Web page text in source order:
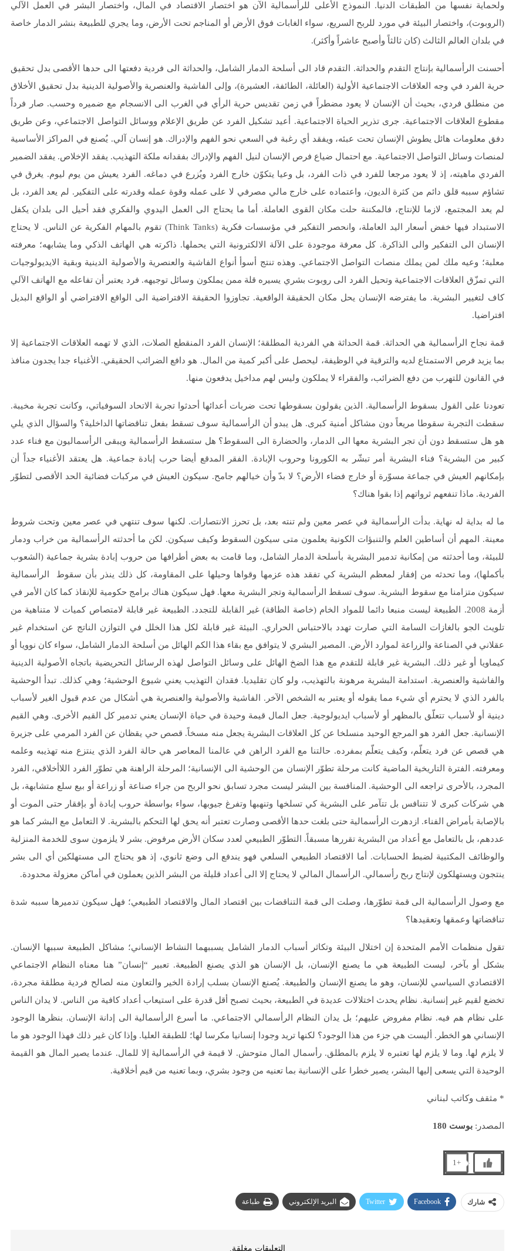
ولحماية نفسها من الطبقات الدنيا. النموذج الأعلى للرأسمالية الآن هو اختصار الاقتصاد في المال، واختصار البشر في العمل الآلي
(الروبوت)، واختصار البيئة في مورد للربح السريع، سواء الغابات فوق الأرض أو المناجم تحت الأرض، وما يجري للطبيعة بنشر الدمار خاصة
في بلدان العالم الثالث (كان ثالثاً وأصبح عاشراً وأكثر).
أحسنت الرأسمالية بإنتاج التقدم والحداثة. التقدم قاد الى أسلحة الدمار الشامل، والحداثة الى فردية دفعتها الى حدها الأقصى بدل تحقيق
حرية الفرد في وجه العلاقات الاجتماعية الأولية (العائلة، الطائفة، العشيرة)، وإلى الفاشية والعنصرية والأصولية الدينية بدل تحقيق الأخلاق
من منطلق فردي، بحيث أن الإنسان لا يعود مضطراً في زمن تقديس حرية الرأي في الغرب الى الانسجام مع ضميره وحسب. صار فرداً
مقطوع العلاقات الاجتماعية. جرى تذرير الحياة الاجتماعية. أعيد تشكيل الفرد عن طريق الإعلام ووسائل التواصل الاجتماعي، وعن طريق
دفق معلومات هائل يطوش الإنسان تحت عبئه، ويفقد أي رغبة في السعي نحو الفهم والإدراك. هو إنسان آلي. يُصنع في المراكز الأساسية
لمنصات وسائل التواصل الاجتماعية. مع احتمال ضياع فرص الإنسان لنيل الفهم والإدراك بفقدانه ملكة التهذيب. يفقد الإخلاص. يفقد الضمير
الفردي ماهيته، إذ لا يعود مرجعا للفرد في ذات الفرد، بل وعيا يتكوّن خارج الفرد ويُزرع في دماغه. الفرد يعيش من يوم ليوم. يغرق في
تشاؤم سببه قلق دائم من كثرة الديون، واعتماده على خارج مالي مصرفي لا على عمله وقوة عمله وقدرته على التفكير. لم يعد الفرد، بل
لم يعد المجتمع، لازما للإنتاج، فالمكننة حلت مكان القوى العاملة. أما ما يحتاج الى العمل اليدوي والفكري فقد أحيل الى بلدان يكفل
الاستبداد فيها خفض أسعار اليد العاملة، وانحصر التفكير في مؤسسات فكرية (Think Tanks) تقوم بالمهام الفكرية عن الناس. لا يحتاج
الإنسان الى التفكير والى الذاكرة. كل معرفة موجودة على الآلة الالكترونية التي يحملها. ذاكرته هي الهاتف الذكي وما يشابهه؛ معرفته
معلبة؛ وعيه ملك لمن يملك منصات التواصل الاجتماعي. وهذه تنتج أسوأ أنواع الفاشية والعنصرية والأصولية الدينية وبقية الايديولوجيات
التي تمزّق العلاقات الاجتماعية وتحيل الفرد الى روبوت بشري يسيره قلة ممن يملكون وسائل توجيهه. فرد يعتبر أن تفاعله مع الهاتف الآلي
كاف لتغيير البشرية. ما يفترضه الإنسان يحل مكان الحقيقة الواقعية. تجاوزوا الحقيقة الافتراضية الى الواقع الافتراضي أو الواقع البديل
افتراضيا.
قمة نجاح الرأسمالية هي الحداثة. قمة الحداثة هي الفردية المطلقة؛ الإنسان الفرد المنقطع الصلات، الذي لا تهمه العلاقات الاجتماعية إلا
بما يزيد فرص الاستمتاع لديه والترقية في الوظيفة، ليحصل على أكبر كمية من المال. هو دافع الضرائب الحقيقي. الأغنياء جدا يجدون منافذ
في القانون للتهرب من دفع الضرائب، والفقراء لا يملكون وليس لهم مداخيل يدفعون منها.
تعودنا على القول بسقوط الرأسمالية. الذين يقولون بسقوطها تحت ضربات أعدائها أحدثوا تجربة الاتحاد السوفياتي، وكانت تجربة مخيبة.
سقطت التجربة سقوطا مريعاً دون مشاكل أمنية كبرى. هل يبدو أن الرأسمالية سوف تسقط بفعل تناقضاتها الداخلية؟ والسؤال الذي يلي
هو هل ستسقط دون أن تجر البشرية معها الى الدمار، والحضارة الى السقوط؟ هل ستسقط الرأسمالية ويبقى الرأسماليون مع فناء عدد
كبير من البشرية؟ فناء البشرية أمر تبشّر به الكورونا وحروب الإبادة. الفقر المدقع أيضا حرب إبادة جماعية. هل يعتقد الأغنياء جداً أن
بإمكانهم العيش في جماعة مسوّرة أو خارج فضاء الأرض؟ لا بدّ وأن خيالهم جامح. سيكون العيش في مركبات فضائية الحد الأقصى لتطوّر
الفردية. ماذا تنفعهم ثرواتهم إذا بقوا هناك؟
ما له بداية له نهاية. بدأت الرأسمالية في عصر معين ولم تنته بعد، بل تحرز الانتصارات. لكنها سوف تنتهي في عصر معين وتحت شروط
معينة. المهم أن أساطين العلم والتنبؤات الكونية يعلمون متى سيكون السقوط وكيف سيكون. لكن ما أحدثته الرأسمالية من خراب ودمار
للبيئة، وما أحدثته من إمكانية تدمير البشرية بأسلحة الدمار الشامل، وما قامت به بعض أطرافها من حروب إبادة بشرية جماعية (الشعوب
بأكملها)، وما تحدثه من إفقار لمعظم البشرية كي تفقد هذه عزمها وقواها وحيلها على المقاومة، كل ذلك ينذر بأن سقوط الرأسمالية
سيكون متزامنا مع سقوط البشرية. سوف تسقط الرأسمالية وتجر البشرية معها. فهل سيكون هناك برامج حكومية للإنقاذ كما كان الأمر في
أزمة 2008. الطبيعة ليست منبعا دائما للمواد الخام (خاصة الطاقة) غير القابلة للتجدد. الطبيعة غير قابلة لامتصاص كميات لا متناهية من
تلويث الجو بالغازات السامة التي صارت تهدد بالاحتباس الحراري. البيئة غير قابلة لكل هذا الخلل في التوازن الناتج عن استخدام غير
عقلاني في الصناعة والزراعة لموارد الأرض. المصير البشري لا يتوافق مع بقاء هذا الكم الهائل من أسلحة الدمار الشامل، سواء كان نوويا أو
كيماويا أو غير ذلك. البشرية غير قابلة للتقدم مع هذا الضخ الهائل على وسائل التواصل لهذه الرسائل التحريضية باتجاه الأصولية الدينية
والفاشية والعنصرية. استدامة البشرية مرهونة بالتهذيب، ولو كان تقليديا. فقدان التهذيب يعني شيوع الوحشية؛ وهي كذلك. تبدأ الوحشية
بالفرد الذي لا يحترم أي شيء مما يقوله أو يعتبر به الشخص الآخر. الفاشية والأصولية والعنصرية هي أشكال من عدم قبول الغير لأسباب
دينية أو لأسباب تتعلّق بالمظهر أو لأسباب ايديولوجية. جعل المال قيمة وحيدة في حياة الإنسان يعني تدمير كل القيم الأخرى. وهي القيم
الإنسانية. جعل الفرد هو المرجع الوحيد منسلخا عن كل العلاقات البشرية يجعل منه مسخاً. قصص حي يقظان عن الفرد المرمي على جزيرة
هي قصص عن فرد يتعلّم، وكيف يتعلّم بمفرده. حالتنا مع الفرد الراهن في عالمنا المعاصر هي حالة الفرد الذي ينتزع منه تهذيبه وعلمه
ومعرفته. الفترة التاريخية الماضية كانت مرحلة تطوّر الإنسان من الوحشية الى الإنسانية؛ المرحلة الراهنة هي تطوّر الفرد اللاأخلاقي، الفرد
المجرد، بالأحرى تراجعه الى الوحشية. المنافسة بين البشر ليست مجرد تسابق نحو الربح من جراء صناعة أو زراعة أو بيع سلع متشابهة، بل
هي شركات كبرى لا تتنافس بل تتآمر على البشرية كي تسلخها وتنهبها وتفرغ جيوبها، سواء بواسطة حروب إبادة أو بإفقار حتى الموت أو
بالإصابة بأمراض الفناء. ازدهرت الرأسمالية حتى بلغت حدها الأقصى وصارت تعتبر أنه يحق لها التحكم بالبشرية. لا التعامل مع البشر كما هو
عددهم، بل بالتعامل مع أعداد من البشرية تقررها مسبقاً. التطوّر الطبيعي لعدد سكان الأرض مرفوض. بشر لا يلزمون سوى للخدمة المنزلية
والوظائف المكتبية لضبط الحسابات. أما الاقتصاد الطبيعي السلعي فهو يندفع الى وضع ثانوي، إذ هو يحتاج الى مستهلكين أي الى بشر
ينتجون ويستهلكون لإنتاج ربح رأسمالي. الرأسمال المالي لا يحتاج إلا الى أعداد قليلة من البشر الذين يعملون في أماكن معزولة محدودة.
مع وصول الرأسمالية الى قمة تطوّرها، وصلت الى قمة التناقضات بين اقتصاد المال والاقتصاد الطبيعي؛ فهل سيكون تدميرها سببه شدة
تناقضاتها وعمقها وتعقيدها؟
تقول منظمات الأمم المتحدة إن اختلال البيئة وتكاثر أسباب الدمار الشامل يسببهما النشاط الإنساني؛ مشاكل الطبيعة سببها الإنسان.
بشكل أو بآخر، ليست الطبيعة هي ما يصنع الإنسان، بل الإنسان هو الذي يصنع الطبيعة. تعبير “إنسان” هنا معناه النظام الاجتماعي
الاقتصادي السياسي للإنسان، وهو ما يصنع الإنسان والطبيعة. يُصنع الإنسان بسلب إرادة الخير والتعاون منه لصالح فردية مطلقة مجردة،
تخضع لقيم غير إنسانية. نظام يحدث اختلالات عديدة في الطبيعة، بحيث تصبح أقل قدرة على استيعاب أعداد كافية من الناس. لا يدان الناس
على نظام هم فيه. نظام مفروض عليهم؛ بل يدان النظام الرأسمالي الاجتماعي. ما أسرع الرأسمالية الى إدانة الإنسان. بنظرها الوجود
الإنساني هو الخطر. أليست هي جزء من هذا الوجود؟ لكنها تريد وجودا إنسانيا مكرسا لها؛ للطبقة العليا. وإذا كان غير ذلك فهذا الوجود هو ما
لا يلزم لها. وما لا يلزم لها تعتبره لا يلزم بالمطلق. رأسمال المال متوحش. لا قيمة في الرأسمالية إلا للمال. عندما يصير المال هو القيمة
الوحيدة التي يسعى إليها البشر، يصير خطرا على الإنسانية بما تعنيه من وجود بشري، وبما تعنيه من قيم أخلاقية.
* مثقف وكاتب لبناني
المصدر: بوست 180
+1
شارك Facebook
Twitter البريد الإلكتروني طباعة
التعليقات مغلقة.